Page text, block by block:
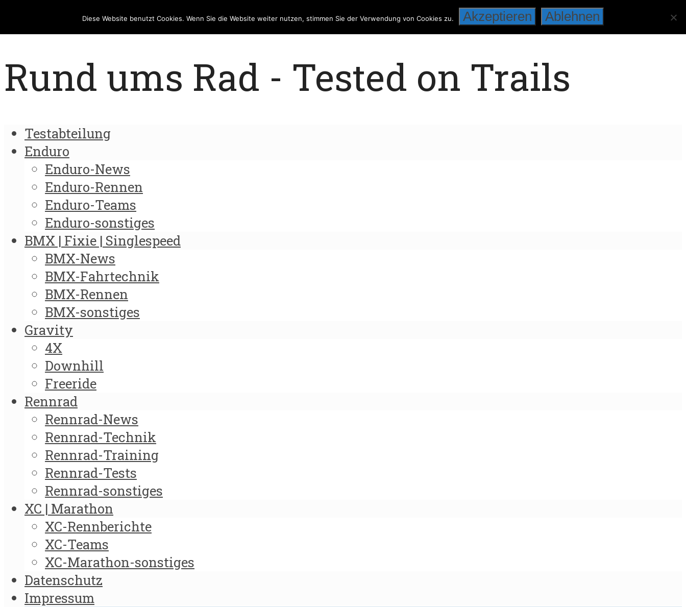
Rund ums Rad - Tested on Trails
Testabteilung
Enduro
Enduro-News
Enduro-Rennen
Enduro-Teams
Enduro-sonstiges
BMX | Fixie | Singlespeed
BMX-News
BMX-Fahrtechnik
BMX-Rennen
BMX-sonstiges
Gravity
4X
Downhill
Freeride
Rennrad
Rennrad-News
Rennrad-Technik
Rennrad-Training
Rennrad-Tests
Rennrad-sonstiges
XC | Marathon
XC-Rennberichte
XC-Teams
XC-Marathon-sonstiges
Datenschutz
Impressum
Diese Website benutzt Cookies. Wenn Sie die Website weiter nutzen, stimmen Sie der Verwendung von Cookies zu. Akzeptieren Ablehnen